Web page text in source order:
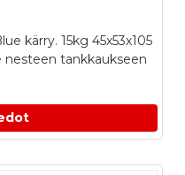
kärry. 15kg 45x53x105
tankkaukseen